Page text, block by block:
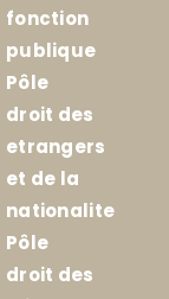
fonction
publique
Pôle
droit des
etrangers
et de la
nationalite
Pôle
droit des